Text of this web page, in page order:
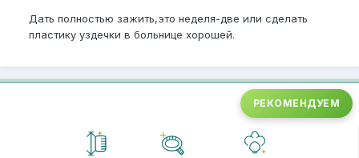
Дать полностью зажить,это неделя-две или сделать
пластику уздечки в больнице хорошей.
РЕКОМЕНДУЕМ